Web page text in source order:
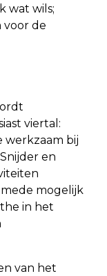
wat wils;
de
viertal:
werkzaam bij
en
mede mogelijk
in het
van het